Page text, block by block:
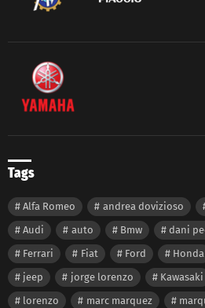
Tags
Alfa Romeo andrea dovizioso
Audi
auto Bmw dani
Ferrari
Fiat Ford Honda
jeep
jorge lorenzo Kawasaki
lorenzo
marc marquez